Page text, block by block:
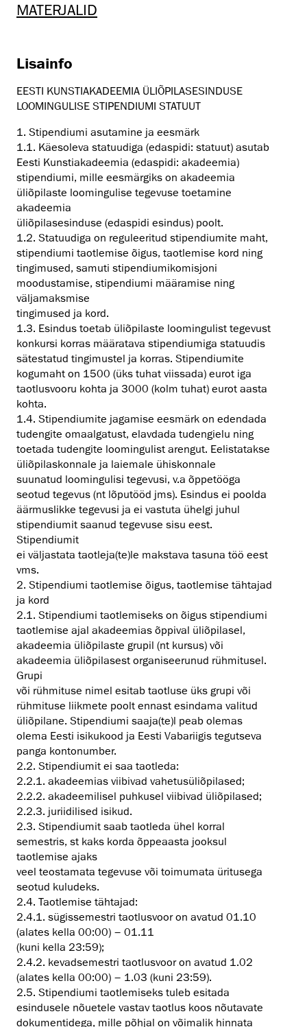
MATERJALID
Lisainfo
EESTI KUNSTIAKADEEMIA ÜLIÕPILASESINDUSE
LOOMINGULISE STIPENDIUMI STATUUT
1. Stipendiumi asutamine ja eesmärk
1.1. Käesoleva statuudiga (edaspidi: statuut) asutab
Eesti Kunstiakadeemia (edaspidi: akadeemia)
stipendiumi, mille eesmärgiks on akadeemia
üliõpilaste loomingulise tegevuse toetamine
akadeemia
üliõpilasesinduse (edaspidi esindus) poolt.
1.2. Statuudiga on reguleeritud stipendiumite maht,
stipendiumi taotlemise õigus, taotlemise kord ning
tingimused, samuti stipendiumikomisjoni
moodustamise, stipendiumi määramise ning
väljamaksmise
tingimused ja kord.
1.3. Esindus toetab üliõpilaste loomingulist tegevust
konkursi korras määratava stipendiumiga statuudis
sätestatud tingimustel ja korras. Stipendiumite
kogumaht on 1500 (üks tuhat viissada) eurot iga
taotlusvooru kohta ja 3000 (kolm tuhat) eurot aasta
kohta.
1.4. Stipendiumite jagamise eesmärk on edendada
tudengite omaalgatust, elavdada tudengielu ning
toetada tudengite loomingulist arengut. Eelistatakse
üliõpilaskonnale ja laiemale ühiskonnale
suunatud loomingulisi tegevusi, v.a õppetööga
seotud tegevus (nt lõputööd jms). Esindus ei poolda
äärmuslikke tegevusi ja ei vastuta ühelgi juhul
stipendiumit saanud tegevuse sisu eest.
Stipendiumit
ei väljastata taotleja(te)le makstava tasuna töö eest
vms.
2. Stipendiumi taotlemise õigus, taotlemise tähtajad
ja kord
2.1. Stipendiumi taotlemiseks on õigus stipendiumi
taotlemise ajal akadeemias õppival üliõpilasel,
akadeemia üliõpilaste grupil (nt kursus) või
akadeemia üliõpilasest organiseerunud rühmitusel.
Grupi
või rühmituse nimel esitab taotluse üks grupi või
rühmituse liikmete poolt ennast esindama valitud
üliõpilane. Stipendiumi saaja(te)l peab olemas
olema Eesti isikukood ja Eesti Vabariigis tegutseva
panga kontonumber.
2.2. Stipendiumit ei saa taotleda:
2.2.1. akadeemias viibivad vahetusüliõpilased;
2.2.2. akadeemilisel puhkusel viibivad üliõpilased;
2.2.3. juriidilised isikud.
2.3. Stipendiumit saab taotleda ühel korral
semestris, st kaks korda õppeaasta jooksul
taotlemise ajaks
veel teostamata tegevuse või toimumata üritusega
seotud kuludeks.
2.4. Taotlemise tähtajad:
2.4.1. sügissemestri taotlusvoor on avatud 01.10
(alates kella 00:00) – 01.11
(kuni kella 23:59);
2.4.2. kevadsemestri taotlusvoor on avatud 1.02
(alates kella 00:00) – 1.03 (kuni 23:59).
2.5. Stipendiumi taotlemiseks tuleb esitada
esindusele nõuetele vastav taotlus koos nõutavate
dokumentidega, mille põhjal on võimalik hinnata